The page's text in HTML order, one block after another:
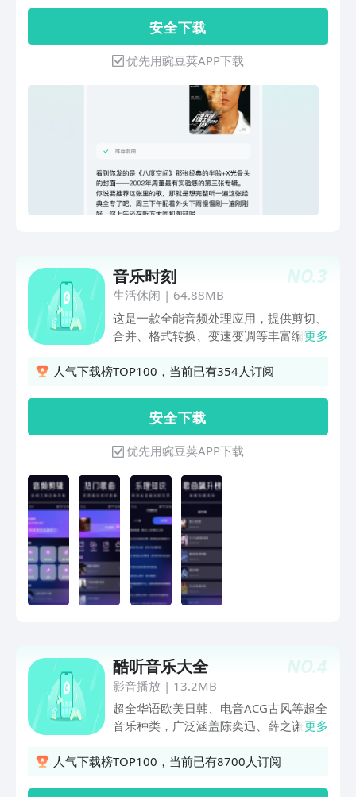
创新功能全方位满足你的使用体验。
持数十万首热门英日韩泰歌曲的汉译音译
• 个性化推荐，全站依你的口味定制专属
音乐内容 • 车载互联，支持宝马、福特等
车型的车载应用 • 强大的搜索，歌手、专
辑、歌单、MV、类型、歌词、拼音、语
音多种搜索方式均支持
安 全 下 载
优先用豌豆荚APP下载
NO.3
音乐时刻
生活休闲 | 64.88MB
这是一款全能音频处理应用，提供剪切、
合并、格式转换、变速变调等丰富编辑工
曲榜单，更有系统的乐理知识教程，从入
更多
人气下载榜TOP100，当前已有354人订阅
安 全 下 载
优先用豌豆荚APP下载
NO.4
酷听音乐大全
影音播放 | 13.2MB
超全华语欧美日韩、电音ACG古风等超全
音乐种类，广泛涵盖陈奕迅、薛之谦、林
新歌,令人惊叹的CD音质、首首超清；超
更多
人气下载榜TOP100，当前已有8700人订阅